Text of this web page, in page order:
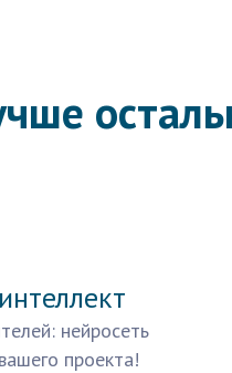
нейросеть
проекта!